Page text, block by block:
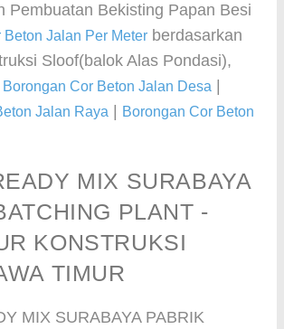
Pembuatan Bekisting Papan Besi
Beton Jalan Per Meter berdasarkan
Sloof(balok Alas Pondasi),
Borongan Cor Beton Jalan Desa
Jalan Raya
Borongan Cor Beton
MIX SURABAYA
PLANT -
KONSTRUKSI
TIMUR
MIX SURABAYA PABRIK